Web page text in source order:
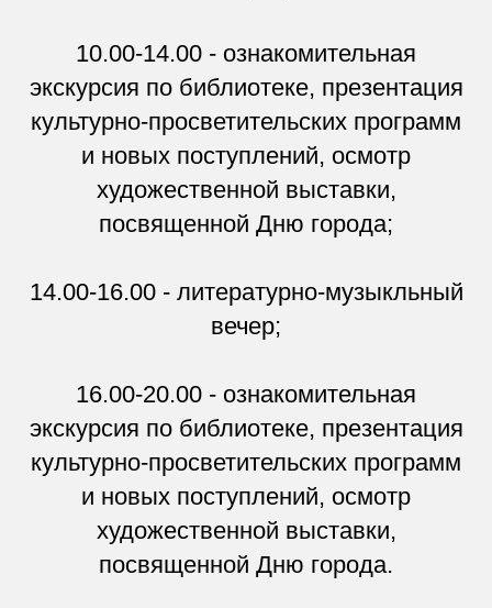
10.00-14.00 - ознакомительная
экскурсия по библиотеке, презентация
культурно-просветительских программ
и новых поступлений, осмотр
художественной выставки,
посвященной Дню города;
14.00-16.00 - литературно-музыкльный
вечер;
16.00-20.00 - ознакомительная
экскурсия по библиотеке, презентация
культурно-просветительских программ
и новых поступлений, осмотр
художественной выставки,
посвященной Дню города.